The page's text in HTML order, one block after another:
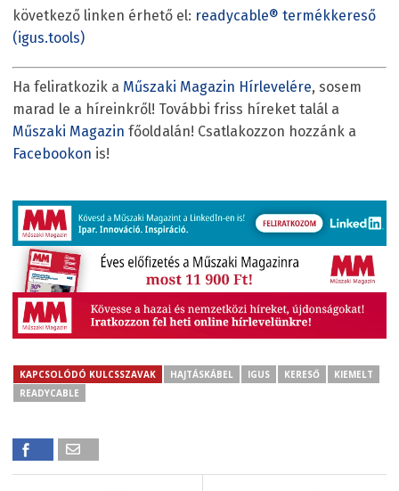
következő linken érhető el: readycable® termékkereső
(igus.tools)
Ha feliratkozik a Műszaki Magazin Hírlevelére, sosem
marad le a híreinkről! További friss híreket talál a
Műszaki Magazin főoldalán! Csatlakozzon hozzánk a
Facebookon is!
KAPCSOLÓDÓ KULCSSZAVAK HAJTÁSKÁBEL IGUS KERESŐ
KIEMELT
READYCABLE